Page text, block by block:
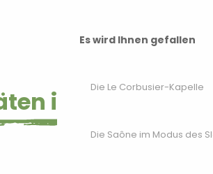
Es wird Ihnen gefallen
Die Le Corbusier-Kapelle
Die Saône im Modus des
im Freien